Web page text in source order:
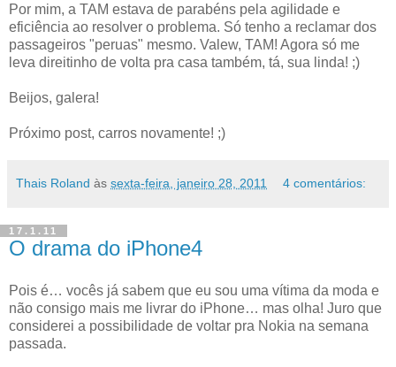
Por mim, a TAM estava de parabéns pela agilidade e
eficiência ao resolver o problema. Só tenho a reclamar dos
passageiros "peruas" mesmo. Valew, TAM! Agora só me
leva direitinho de volta pra casa também, tá, sua linda! ;)
Beijos, galera!
Próximo post, carros novamente! ;)
Thais Roland às sexta-feira, janeiro 28, 2011 4 comentários:
17.1.11
O drama do iPhone4
Pois é… vocês já sabem que eu sou uma vítima da moda e
não consigo mais me livrar do iPhone… mas olha! Juro que
considerei a possibilidade de voltar pra Nokia na semana
passada.